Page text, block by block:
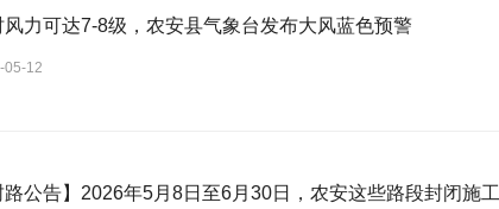
风力可达7-8级，农安县气象台发布大风蓝色预警
05-12
路公告】2026年5月8日至6月30日，农安这些路段封闭施工